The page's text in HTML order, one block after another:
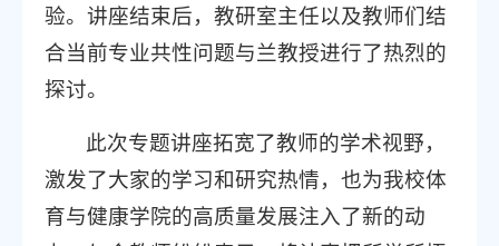
验。讲座结束后，教研室主任以及教师们结
合当前专业共性问题与兰教授进行了热烈的
探讨。
此次专题讲座拓宽了教师的学术视野，
激发了大家的学习和研究热情，也为我校体
育与健康学院的高质量发展注入了新的动